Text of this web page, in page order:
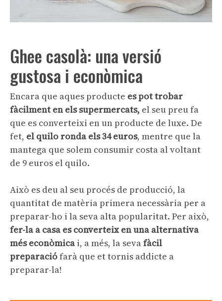
Ghee casolà: una versió
gustosa i econòmica
Encara que aques producte es pot trobar
fàcilment en els supermercats, el seu preu fa
que es converteixi en un producte de luxe. De
fet, el quilo ronda els 34 euros, mentre que la
mantega que solem consumir costa al voltant
de 9 euros el quilo.
Això es deu al seu procés de producció, la
quantitat de matèria primera necessària per a
preparar-ho i la seva alta popularitat. Per això,
fer-la a casa es converteix en una alternativa
més econòmica i, a més, la sevafàcil
preparaciófarà que et tornis addicte a
preparar-la!